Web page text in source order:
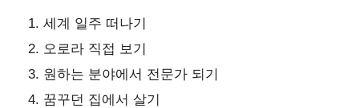
세계 일주 떠나기
오로라 직접 보기
원하는 분야에서 전문가 되기
꿈꾸던 집에서 살기